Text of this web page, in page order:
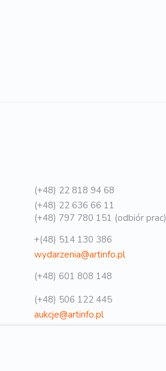
(+48) 22 818 94 68
(+48) 22 636 66 11
(+48) 797 780 151 (odbiór prac)
+(48) 514 130 386
wydarzenia@artinfo.pl
(+48) 601 808 148
(+48) 506 122 445
aukcje@artinfo.pl